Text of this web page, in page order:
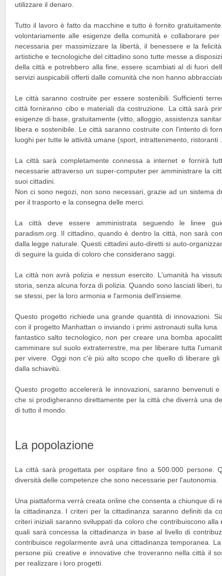
utilizzare il denaro.
Tutto il lavoro è fatto da macchine e tutto è fornito
volontariamente alle esigenze della comunità e collaborare
necessaria per massimizzare la libertà, il benessere e la
artistiche e tecnologiche del cittadino sono tutte messe a
della città e potrebbero alla fine, essere scambiati al di fuori
servizi auspicabili offerti dalle comunità che non hanno
Le città saranno costruite per essere sostenibili. Sufficienti
città forniranno cibo e materiali da costruzione. La città sarà
esigenze di base, gratuitamente (vitto, alloggio, assistenza
libera e sostenibile. Le città saranno costruite con l'intento di
luoghi per tutte le attività umane (sport, intrattenimento, ristoranti
La città sarà completamente connessa a internet e fornirà
necessarie attraverso un super-computer per amministrare la
suoi cittadini.
Non ci sono negozi, non sono necessari, grazie ad un sistema
per il trasporto e la consegna delle merci.
La città deve essere amministrata seguendo le linee
paradism.org. Il cittadino, quando è dentro la città, non sarà
dalla legge naturale. Questi cittadini auto-diretti si auto-
di seguire la guida di coloro che considerano saggi.
La città non avrà polizia e nessun esercito. L'umanità ha
storia, senza alcuna forza di polizia. Quando sono lasciati liberi,
se stessi, per la loro armonia e l'armonia dell'insieme.
Questo progetto richiede una grande quantità di innovazioni.
con il progetto Manhattan o inviando i primi astronauti sulla
fantastico salto tecnologico, non per creare una bomba
camminare sul suolo extraterrestre, ma per liberare tutta
per vivere. Oggi non c'è più alto scopo che quello di liberare
dalla schiavitù.
Questo progetto accelererà le innovazioni, saranno benvenuti
che si prodigheranno direttamente per la città che diverrà una
di tutto il mondo.
La popolazione
La città sarà progettata per ospitare fino a 500.000 persone.
diversità delle competenze che sono necessarie per l'autonomia.
Una piattaforma verrà creata online che consenta a chiunque di
la cittadinanza. I criteri per la cittadinanza saranno definiti da
criteri iniziali saranno sviluppati da coloro che contribuiscono
quali sarà concessa la cittadinanza in base al livello di
contribuisce regolarmente avrà una cittadinanza temporanea.
persone più creative e innovative che troveranno nella città il
per realizzare i loro progetti.